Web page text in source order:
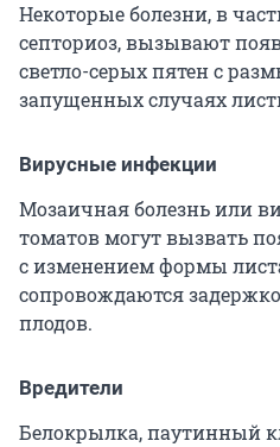
Некоторые болезни, в
септориоз, вызывают
светло-серых пятен с
запущенных случаях
Вирусные инфекции
Мозаичная болезнь или
томатов могут вызвать
с изменением формы
сопровождаются
плодов.
Вредители
Белокрылка, паутинный